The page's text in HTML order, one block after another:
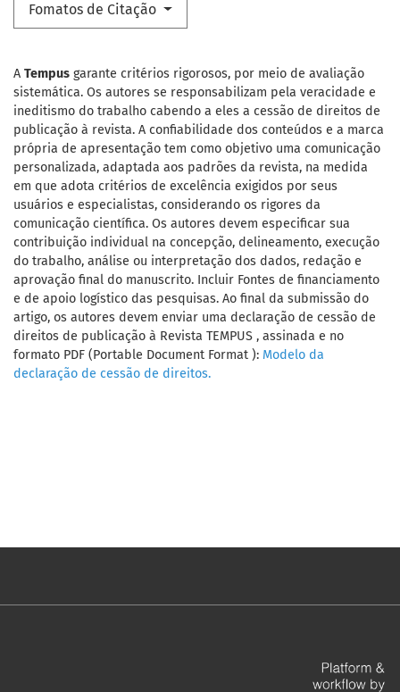
Fomatos de Citação
A Tempus garante critérios rigorosos, por meio de avaliação
sistemática. Os autores se responsabilizam pela veracidade e
ineditismo do trabalho cabendo a eles a cessão de direitos de
publicação à revista. A confiabilidade dos conteúdos e a marca
própria de apresentação tem como objetivo uma comunicação
personalizada, adaptada aos padrões da revista, na medida
em que adota critérios de excelência exigidos por seus
usuários e especialistas, considerando os rigores da
comunicação científica. Os autores devem especificar sua
contribuição individual na concepção, delineamento, execução
do trabalho, análise ou interpretação dos dados, redação e
aprovação final do manuscrito. Incluir Fontes de financiamento
e de apoio logístico das pesquisas. Ao final da submissão do
artigo, os autores devem enviar uma declaração de cessão de
direitos de publicação à Revista TEMPUS , assinada e no
formato PDF (Portable Document Format ): Modelo da
declaração de cessão de direitos.